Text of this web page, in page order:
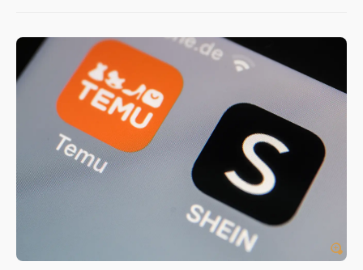
有片｜
白海豚暴風圈逼近！新北淡水赫見龍捲風 榕樹
連根拔起
中颱白海豚風雨來了！中部以北防豪雨 今晚、明天影
響最劇烈
白海豚逼近！北市水門只出不進 未移置車輛最高罰
4800＋拖吊費